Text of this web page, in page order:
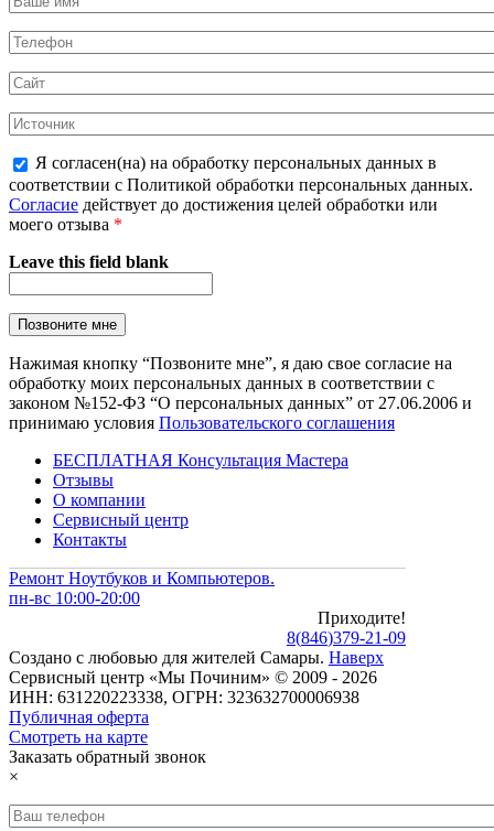
Я согласен(на) на обработку персональных данных в
соответствии с Политикой обработки персональных данных.
Согласие действует до достижения целей обработки или
моего отзыва *
Leave this field blank
Нажимая кнопку “Позвоните мне”, я даю свое согласие на
обработку моих персональных данных в соответствии с
законом №152-ФЗ “О персональных данных” от 27.06.2006 и
принимаю условия Пользовательского соглашения
БЕСПЛАТНАЯ Консультация Мастера
Отзывы
О компании
Сервисный центр
Контакты
Ремонт Ноутбуков и Компьютеров.
пн-вс 10:00-20:00
Приходите!
8(846)379-21-09
Создано с любовью для жителей Самары. Наверх
Сервисный центр «Мы Починим» © 2009 - 2026
ИНН: 631220223338, ОГРН: 323632700006938
Публичная оферта
Смотреть на карте
Заказать обратный звонок
×